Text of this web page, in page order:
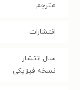
مترجم
انتشارات
سال انتشار
نسخه فیزیکی